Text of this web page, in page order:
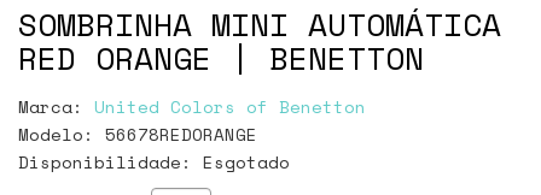
SOMBRINHA MINI AUTOMÁTICA
RED ORANGE | BENETTON
Marca: United Colors of Benetton
Modelo: 56678REDORANGE
Disponibilidade: Esgotado